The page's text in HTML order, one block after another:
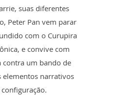
suas diferentes
Peter Pan vem parar
com o Curupira
e convive com
um bando de
elementos narrativos